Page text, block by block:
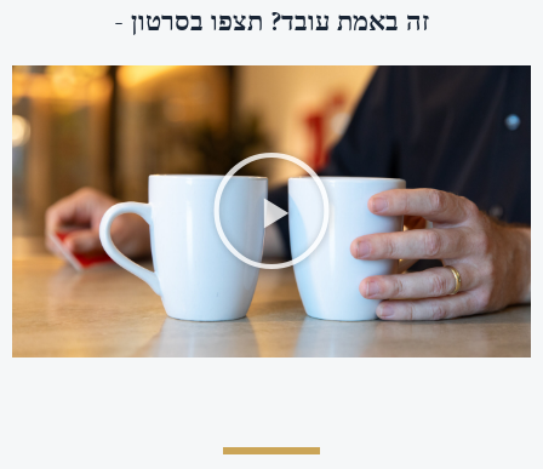
זה באמת עובד? תצפו בסרטון -